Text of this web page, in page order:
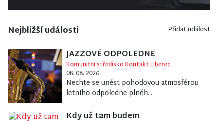
Nejbližší události Přidat událost
JAZZOVÉ ODPOLEDNE
Komunitní středisko Kontakt Liberec
08. 08. 2026
Nechte se unést pohodovou atmosférou
letního odpoledne plnéh...
Kdy už tam budem